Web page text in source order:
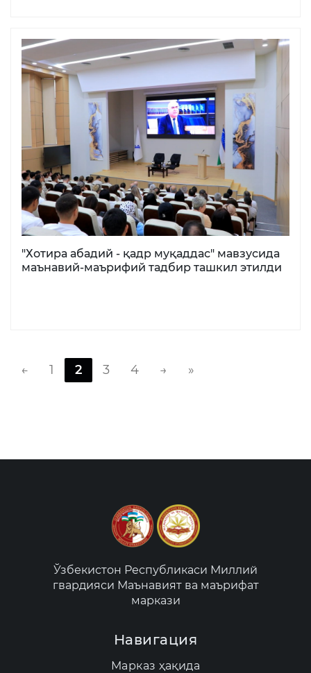
"Хотира абадий - қадр муқаддас" мавзусида
маънавий-маърифий тадбир ташкил этилди
← 1 2 3 4 → »
Ўзбекистон Республикаси Миллий
гвардияси Маънавият ва маърифат
маркази
Навигация
Марказ ҳақида